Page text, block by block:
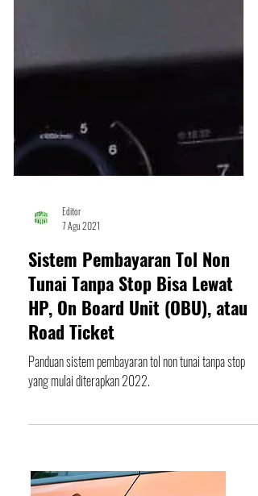
7 Agu 2021
Sistem Pembayaran Tol Non
Tunai Tanpa Stop Bisa Lewat
HP, On Board Unit (OBU), atau
Road Ticket